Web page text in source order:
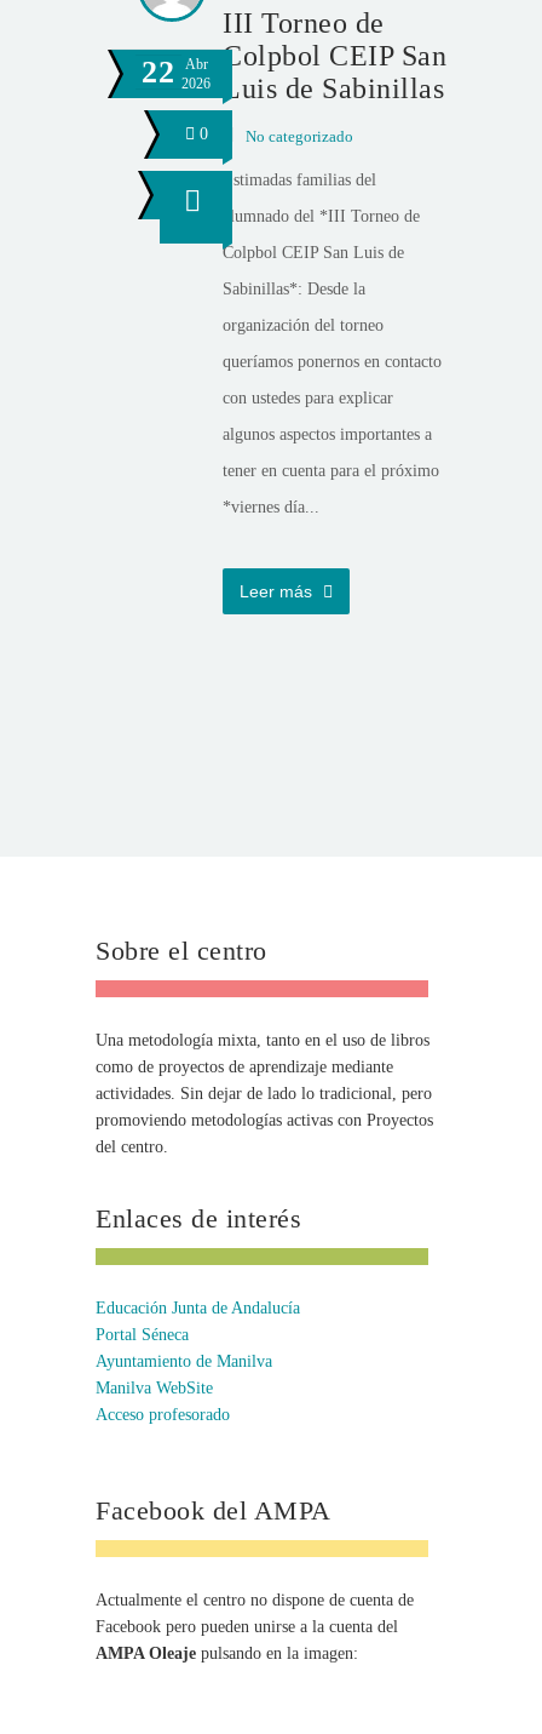
22
Abr
2026
0
III Torneo de
Colpbol CEIP San
Luis de Sabinillas
No categorizado
Estimadas familias del
alumnado del *III Torneo de
Colpbol CEIP San Luis de
Sabinillas*: Desde la
organización del torneo
queríamos ponernos en contacto
con ustedes para explicar
algunos aspectos importantes a
tener en cuenta para el próximo
*viernes día...
Leer más
Sobre el centro
Una metodología mixta, tanto en el uso de libros
como de proyectos de aprendizaje mediante
actividades. Sin dejar de lado lo tradicional, pero
promoviendo metodologías activas con Proyectos
del centro.
Enlaces de interés
Educación Junta de Andalucía
Portal Séneca
Ayuntamiento de Manilva
Manilva WebSite
Acceso profesorado
Facebook del AMPA
Actualmente el centro no dispone de cuenta de
Facebook pero pueden unirse a la cuenta del
AMPA Oleaje pulsando en la imagen: